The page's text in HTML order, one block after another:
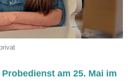
am 25. Mai im